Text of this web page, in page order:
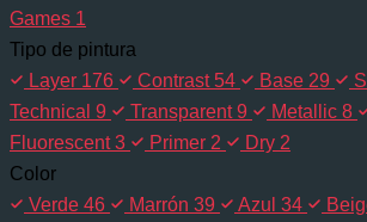
Games 1
Tipo de pintura
Layer 176 Contrast 54 Base 29
Technical 9 Transparent 9 Metallic 8
Fluorescent 3 Primer 2 Dry 2
Color
Verde 46 Marrón 39 Azul 34